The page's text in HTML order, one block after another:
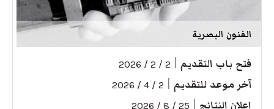
الفنون البصرية
فتح باب التقديم 2 / 2 / 2026
آخر موعد للتقديم 2 / 4 / 2026
إعلان النتائج 25 / 8 / 2026